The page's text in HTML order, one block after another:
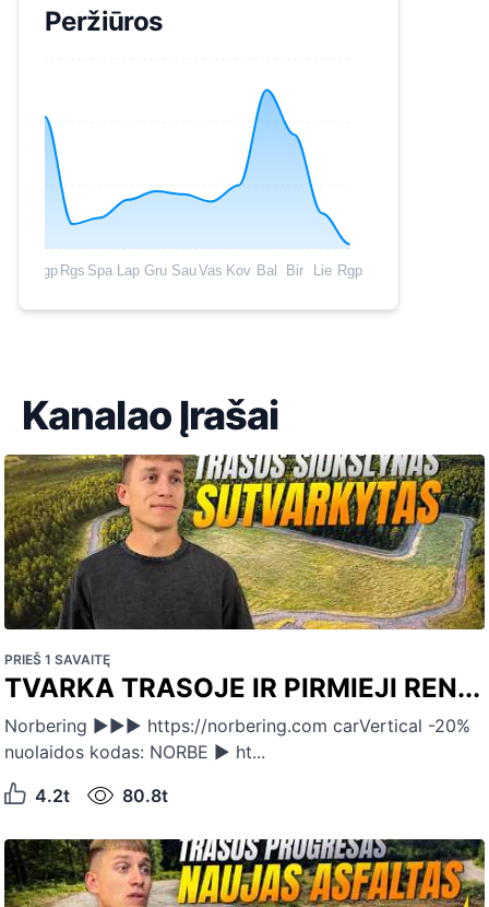
Peržiūros
Rgp Rgs Spa Lap Gru SauVas Kov Bal Bir Lie Rgp
Kanalao Įrašai
PRIEŠ 1 SAVAITĘ
TVARKA TRASOJE IR PIRMIEJI REN...
Norbering ►►► https://norbering.com carVertical -20%
nuolaidos kodas: NORBE ► ht...
4.2t
80.8t